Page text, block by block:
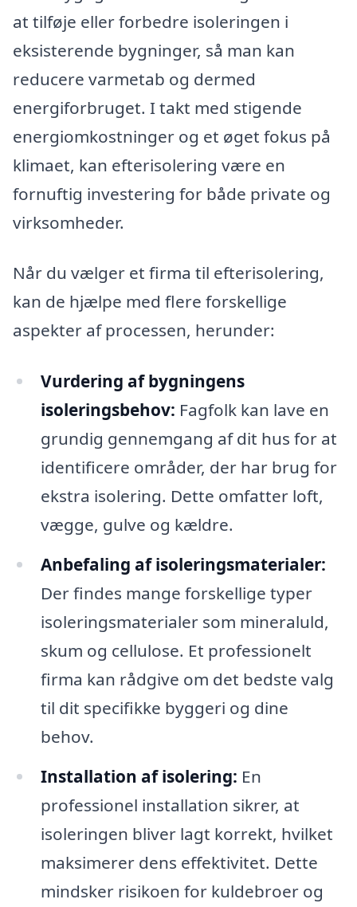
at tilføje eller forbedre isoleringen i
eksisterende bygninger, så man kan
reducere varmetab og dermed
energiforbruget. I takt med stigende
energiomkostninger og et øget fokus på
klimaet, kan efterisolering være en
fornuftig investering for både private og
virksomheder.
Når du vælger et firma til efterisolering,
kan de hjælpe med flere forskellige
aspekter af processen, herunder:
Vurdering af bygningens
isoleringsbehov: Fagfolk kan lave en
grundig gennemgang af dit hus for at
identificere områder, der har brug for
ekstra isolering. Dette omfatter loft,
vægge, gulve og kældre.
Anbefaling af isoleringsmaterialer:
Der findes mange forskellige typer
isoleringsmaterialer som mineraluld,
skum og cellulose. Et professionelt
firma kan rådgive om det bedste valg
til dit specifikke byggeri og dine
behov.
Installation af isolering: En
professionel installation sikrer, at
isoleringen bliver lagt korrekt, hvilket
maksimerer dens effektivitet. Dette
mindsker risikoen for kuldebroer og